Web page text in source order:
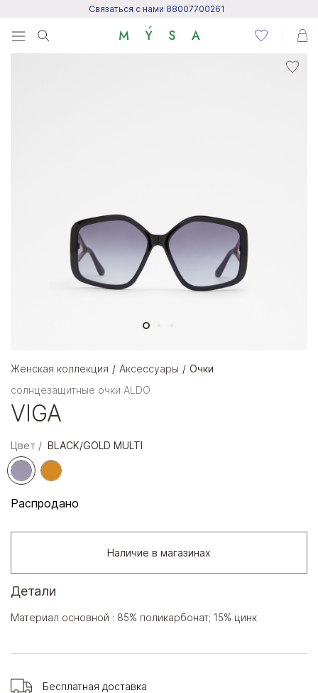
Связаться с нами 88007700261
Женская коллекция Аксессуары
Очки
солнцезащитные очки ALDO
VIGA
Цвет BLACK/GOLD MULTI
Распродано
Наличие в магазинах
Детали
Материал основной : 85% поликарбонат; 15% цинк
Бесплатная доставка